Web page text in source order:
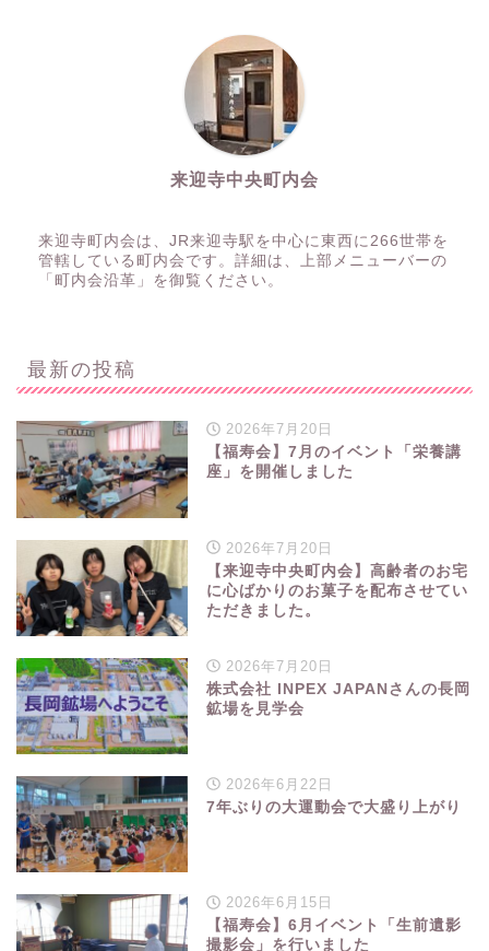
来迎寺中央町内会
来迎寺町内会は、JR来迎寺駅を中心に東西に266世帯を
管轄している町内会です。詳細は、上部メニューバーの
「町内会沿革」を御覧ください。
最新の投稿
2026年7月20日
【福寿会】7月のイベント「栄養講
座」を開催しました
2026年7月20日
【来迎寺中央町内会】高齢者のお宅
に心ばかりのお菓子を配布させてい
ただきました。
2026年7月20日
株式会社 INPEX JAPANさんの長岡
鉱場を見学会
2026年6月22日
7年ぶりの大運動会で大盛り上がり
2026年6月15日
【福寿会】6月イベント「生前遺影
撮影会」を行いました